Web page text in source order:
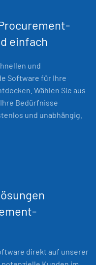
einfach
und
Software für Ihre
Wählen Sie aus
Bedürfnisse
und unabhängig.
direkt auf unserer